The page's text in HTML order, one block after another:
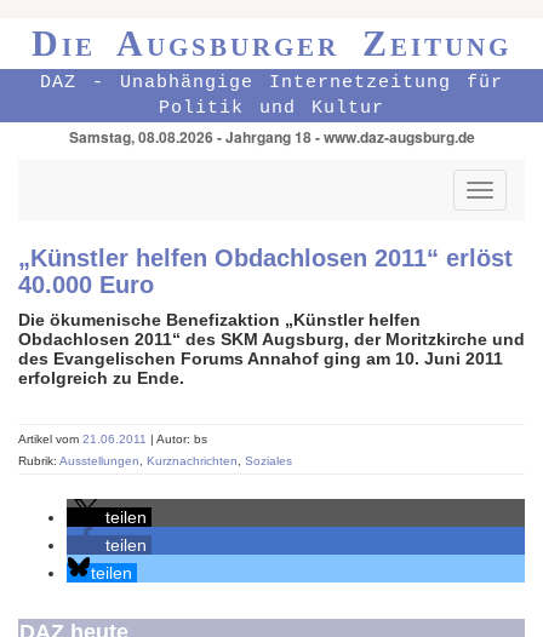
Die Augsburger Zeitung
DAZ - Unabhängige Internetzeitung für
Politik und Kultur
Samstag, 08.08.2026 - Jahrgang 18 - www.daz-augsburg.de
Toggle
„Künstler helfen Obdachlosen 2011“ erlöst
40.000 Euro
Die ökumenische Benefizaktion „Künstler helfen
Obdachlosen 2011“ des SKM Augsburg, der Moritzkirche und
des Evangelischen Forums Annahof ging am 10. Juni 2011
erfolgreich zu Ende.
Artikel vom 21.06.2011 | Autor: bs
Rubrik: Ausstellungen Kurznachrichten Soziales
teilen
teilen
teilen
DAZ heute